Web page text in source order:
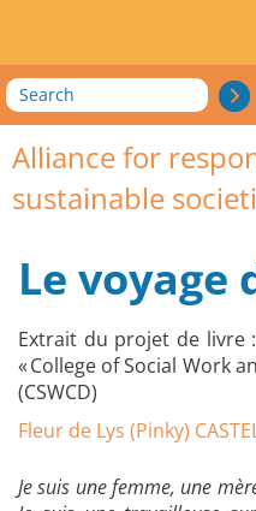
Search
Alliance for
sustainable
Le voyage
Extrait du projet de livre
« College of Social Work
(CSWCD)
Fleur de Lys (Pinky)
Je suis une femme, une